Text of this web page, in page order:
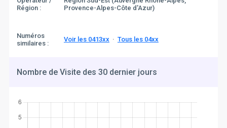
Région :
Provence-Alpes-Côte d'Azur)
Numéros
similaires :
Voir les 0413xx· Tous les 04xx
Nombre de Visite des 30 dernier jours